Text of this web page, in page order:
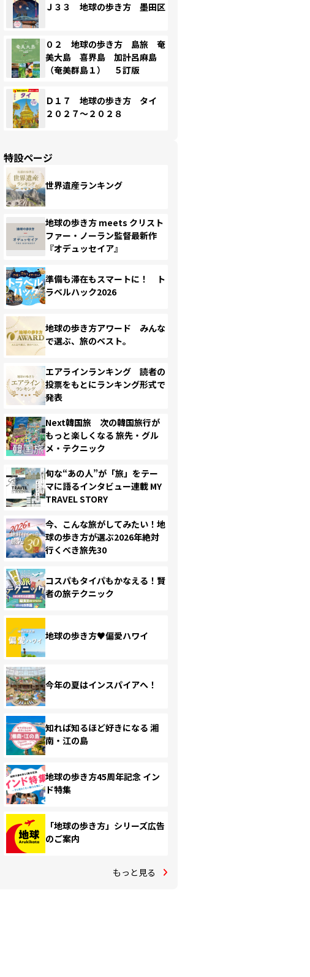
Ｊ３３ 地球の歩き方 墨田区
０２ 地球の歩き方 島旅 奄
美大島 喜界島 加計呂麻島
（奄美群島１） ５訂版
Ｄ１７ 地球の歩き方 タイ
２０２７～２０２８
特設ページ
世界遺産ランキング
地球の歩き方 meets クリスト
ファー・ノーラン監督最新作
『オデュッセイア』
準備も滞在もスマートに！ ト
ラベルハック2026
地球の歩き方アワード みんな
で選ぶ、旅のベスト。
エアラインランキング 読者の
投票をもとにランキング形式で
発表
Next韓国旅 次の韓国旅行が
もっと楽しくなる 旅先・グル
メ・テクニック
旬な“あの人”が「旅」をテー
マに語るインタビュー連載 MY
TRAVEL STORY
今、こんな旅がしてみたい！地
球の歩き方が選ぶ2026年絶対
行くべき旅先30
コスパもタイパもかなえる！賢
者の旅テクニック
地球の歩き方♥偏愛ハワイ
今年の夏はインスパイアへ！
知れば知るほど好きになる 湘
南・江の島
地球の歩き方45周年記念 イン
ド特集
「地球の歩き方」シリーズ広告
のご案内
もっと見る